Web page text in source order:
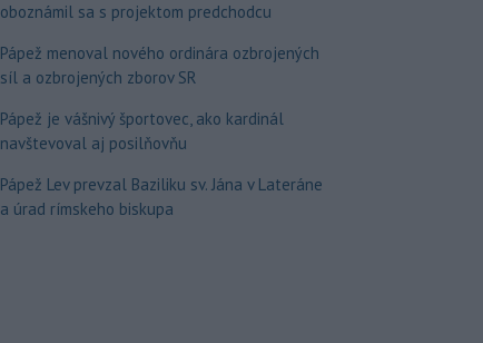
oboznámil sa s projektom predchodcu
Pápež menoval nového ordinára ozbrojených
síl a ozbrojených zborov SR
Pápež je vášnivý športovec, ako kardinál
navštevoval aj posilňovňu
Pápež Lev prevzal Baziliku sv. Jána v Lateráne
a úrad rímskeho biskupa